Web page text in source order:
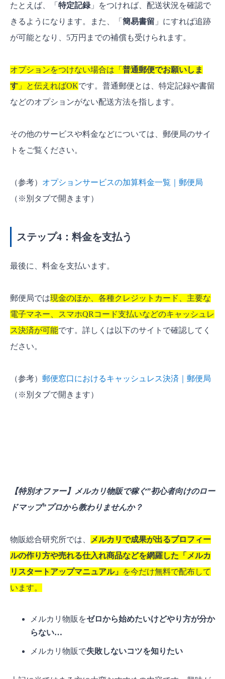
たとえば、「 特定記録 」をつければ、配送状況を確認で
きるようになります。また、「 簡易書留 」にすれば追跡
が可能となり、5万円までの補償も受けられます。
オプションをつけない場合は「 普通郵便でお願いしま
す 」と伝えればOKです。普通郵便とは、特定記録や書留
などのオプションがない配送方法を指します。
その他のサービスや料金などについては、郵便局のサイ
トをご覧ください。
（参考） オプションサービスの加算料金一覧｜郵便局
（※別タブで開きます）
ステップ4：料金を支払う
最後に、料金を支払います。
郵便局では現金のほか、各種クレジットカード、主要な
電子マネー、スマホQRコード支払いなどのキャッシュレ
ス決済が可能です。詳しくは以下のサイトで確認してく
ださい。
（参考） 郵便窓口におけるキャッシュレス決済｜郵便局
（※別タブで開きます）
【特別オファー】メルカリ物販で稼ぐ”初心者向けのロー
ドマップ”プロから教わりませんか？
物販総合研究所では、
メルカリで成果が出るプロフィー
ルの作り方や売れる仕入れ商品などを網羅した「メルカ
リスタートアップマニュアル」
を今だけ無料で配布して
います。
メルカリ物販をゼロから始めたいけどやり方が分か
らない…
メルカリ物販で失敗しないコツを知りたい